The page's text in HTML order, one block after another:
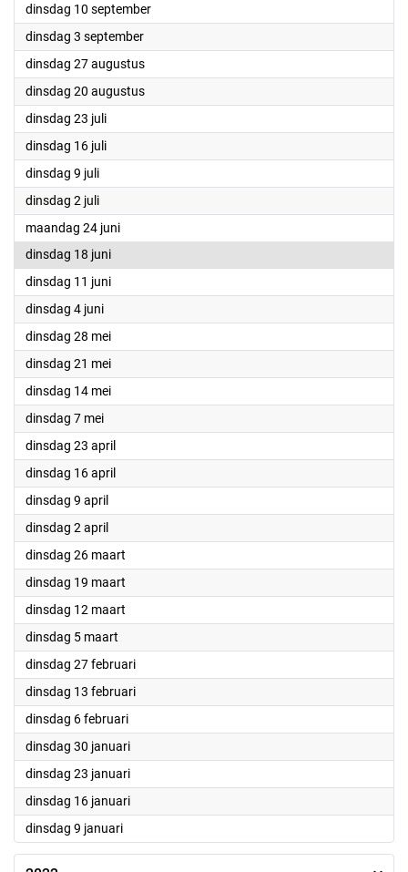
dinsdag 10 september2024
dinsdag 3 september2024
dinsdag 27 augustus2024
dinsdag 20 augustus2024
dinsdag 23 juli2024
dinsdag 16 juli2024
dinsdag 9 juli2024
dinsdag 2 juli2024
maandag 24 juni2024
dinsdag 18 juni2024
dinsdag 11 juni2024
dinsdag 4 juni2024
dinsdag 28 mei2024
dinsdag 21 mei2024
dinsdag 14 mei2024
dinsdag 7 mei2024
dinsdag 23 april2024
dinsdag 16 april2024
dinsdag 9 april2024
dinsdag 2 april2024
dinsdag 26 maart
dinsdag 19 maart
dinsdag 12 maart
dinsdag 5 maart
dinsdag 27 februari2024
dinsdag 13 februari2024
dinsdag 6 februari2024
dinsdag 30 januari2024
dinsdag 23 januari2024
dinsdag 16 januari2024
dinsdag 9 januari2024